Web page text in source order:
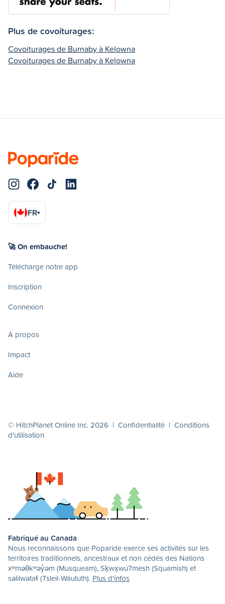
Plus de covoiturages:
Covoiturages de Burnaby à Kelowna
Covoiturages de Burnaby à Kelowna
FR▾
🚀 On embauche!
Télécharge notre app
Inscription
Connexion
À propos
Impact
Aide
© HitchPlanet Online Inc. 2026 | Confidentialité | Conditions
d'utilisation
Fabriqué au Canada
Nous reconnaissons que Poparide exerce ses activités sur les
territoires traditionnels, ancestraux et non cédés des Nations
xʷməθkʷəy̓əm (Musqueam), Sḵwx̱wú7mesh (Squamish) et
səlilwətaɬ (Tsleil-Waututh). Plus d'infos